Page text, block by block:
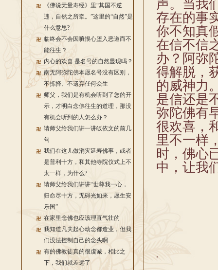
《佛说无量寿经》里“其国不逆
违，自然之所牵。”这里的“自然”是
什么意思?
临终会不会因嗔恨心堕入恶道而不
能往生？
内心的欢喜 是名号的自然显现吗？
南无阿弥陀佛本愿名号没有区别，
不拣择、不遗弃任何众生
师父，我们是有机会听到了您的开
示，才明白念佛往生的道理，那没
有机会听到的人怎么办？
请师父给我们讲一讲皈依文的前几
句
我们在这儿做消灾延寿佛事，或者
是普利十方，和其他寺院仪式上不
太一样，为什么?
请师父给我们讲讲“世尊我一心，
归命尽十方，无碍光如来，愿生安
乐国”
在家里念佛也应该理直气壮的
我知道凡夫起心动念都造业，但我
们没法控制自己的念头啊
有的佛教徒真的很虔诚，相比之
下，我们就差远了
声。当我
存在的事
你不知真
在信不信
办？阿弥
得解脱，
的威神力
是信还是
弥陀佛有
很欢喜，
里不一样
时，佛心
中，让我
'